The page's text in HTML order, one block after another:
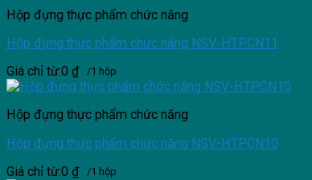
Hộp đựng thực phẩm chức năng
Hộp đựng thực phẩm chức năng NSV-HTPCN11
Giá chỉ từ:0 ₫ /1 hộp
Hộp đựng thực phẩm chức năng
Hộp đựng thực phẩm chức năng NSV-HTPCN10
Giá chỉ từ:0 ₫ /1 hộp